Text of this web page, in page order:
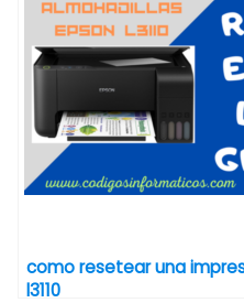
como resetear una
l3110